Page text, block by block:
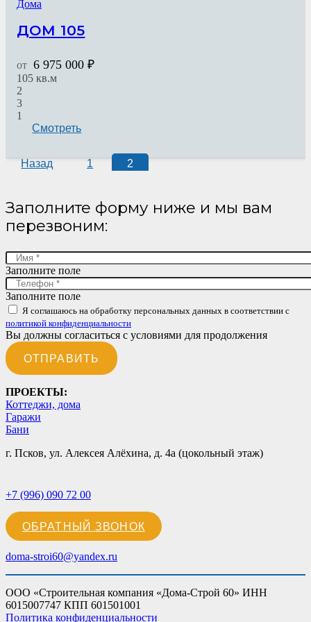
Дома
ДОМ 105
от 6 975 000₽
105 кв.м
2
3
1
Смотреть
Назад 1 2
Заполните форму ниже и мы вам
перезвоним:
Заполните поле
Заполните поле
Я соглашаюсь на обработку персональных данных в соответствии c
политикой конфиденциальности
Вы должны согласиться с условиями для продолжения
ОТПРАВИТЬ
ПРОЕКТЫ:
Коттеджи, дома
Гаражи
Бани
г. Псков, ул. Алексея Алёхина, д. 4а (цокольный этаж)
+7 (996) 090 72 00
ОБРАТНЫЙ ЗВОНОК
doma-stroi60@yandex.ru
ООО «Строительная компания «Дома-Строй 60» ИНН
6015007747 КПП 601501001
Политика конфиденциальности